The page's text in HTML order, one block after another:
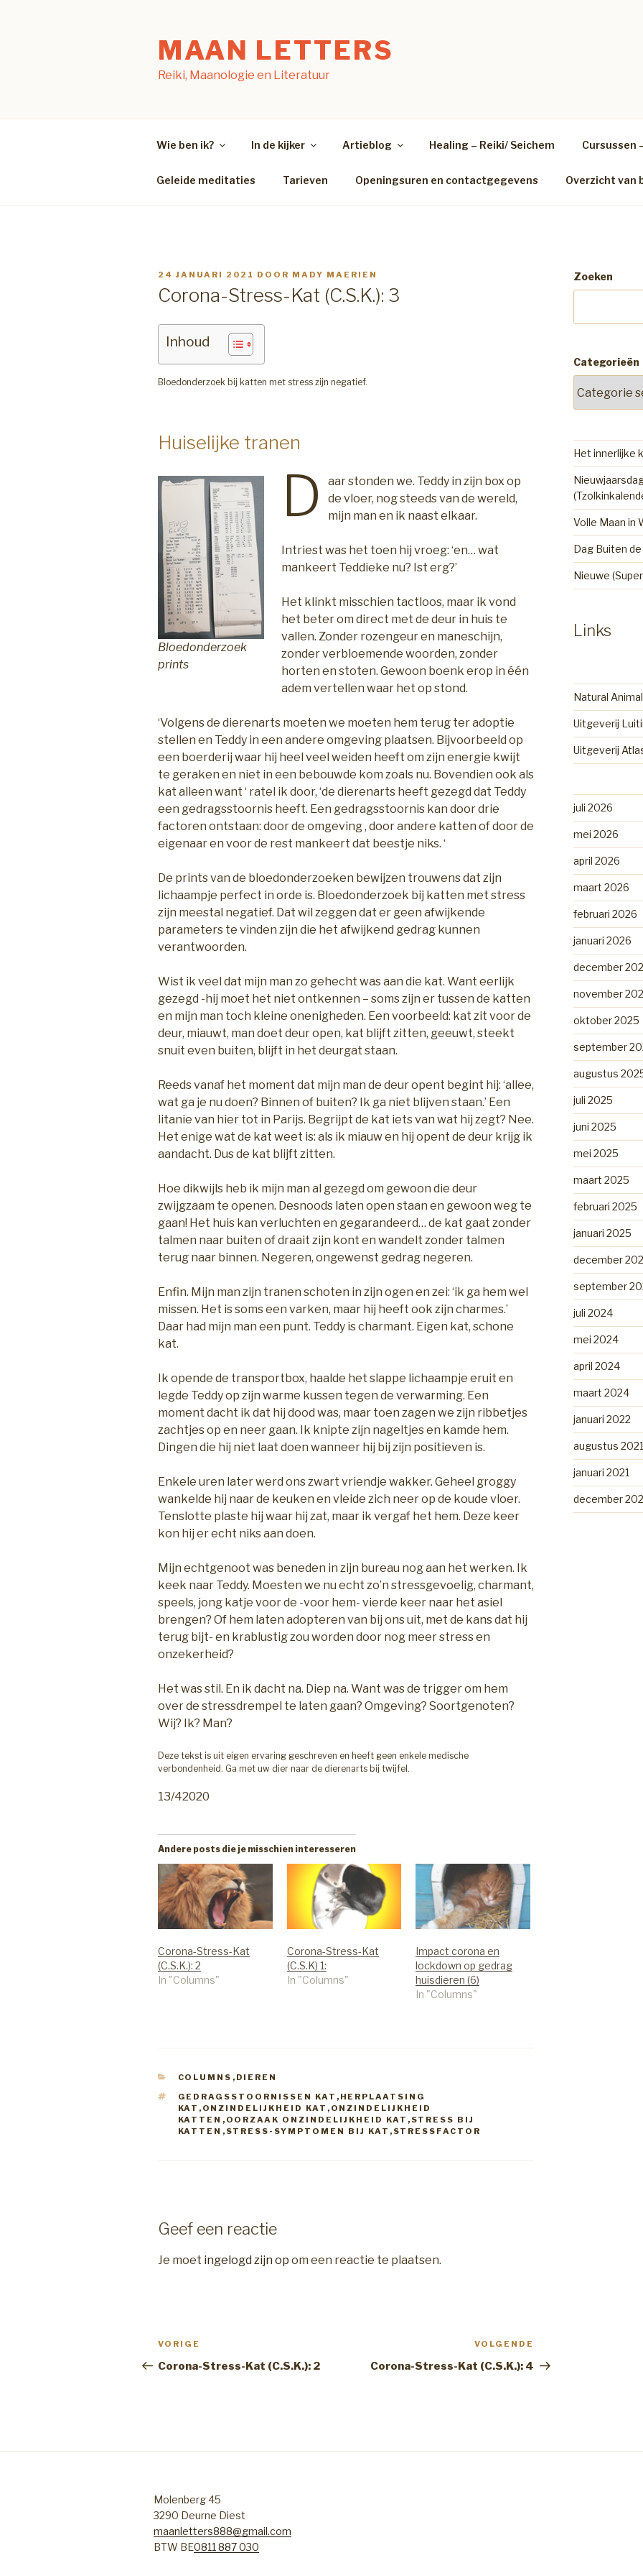
MAAN LETTERS
Reiki, Maanologie en Literatuur
Wie ben ik? In de kijker Artieblog Healing – Reiki/ Seichem Cursussen
Geleide meditaties Tarieven Openingsuren en contactgegevens Overzicht van
GEPLAATST
24 JANUARI 2021 DOOR MADY MAERIEN
Corona-Stress-Kat (C.S.K.): 3
Inhoud
Bloedonderzoek bij katten met stress zijn negatief.
Huiselijke tranen
Bloedonderzoek
prints
D
aar stonden we. Teddy in zijn box op
de vloer, nog steeds van de wereld,
mijn man en ik naast elkaar.
Intriest was het toen hij vroeg: ‘en… wat
mankeert Teddieke nu? Ist erg?’
Het klinkt misschien tactloos, maar ik vond
het beter om direct met de deur in huis te
vallen. Zonder rozengeur en maneschijn,
zonder verbloemende woorden, zonder
horten en stoten. Gewoon boenk erop in één
adem vertellen waar het op stond.
‘Volgens de dierenarts moeten we moeten hem terug ter adoptie
stellen en Teddy in een andere omgeving plaatsen. Bijvoorbeeld op
een boerderij waar hij heel veel weiden heeft om zijn energie kwijt
te geraken en niet in een bebouwde kom zoals nu. Bovendien ook als
kat alleen want ‘ ratel ik door, ‘de dierenarts heeft gezegd dat Teddy
een gedragsstoornis heeft. Een gedragsstoornis kan door drie
factoren ontstaan: door de omgeving , door andere katten of door de
eigenaar en voor de rest mankeert dat beestje niks. ‘
De prints van de bloedonderzoeken bewijzen trouwens dat zijn
lichaampje perfect in orde is. Bloedonderzoek bij katten met stress
zijn meestal negatief. Dat wil zeggen dat er geen afwijkende
parameters te vinden zijn die het afwijkend gedrag kunnen
verantwoorden.
Wist ik veel dat mijn man zo gehecht was aan die kat. Want eerlijk
gezegd -hij moet het niet ontkennen – soms zijn er tussen de katten
en mijn man toch kleine onenigheden. Een voorbeeld: kat zit voor de
deur, miauwt, man doet deur open, kat blijft zitten, geeuwt, steekt
snuit even buiten, blijft in het deurgat staan.
Reeds vanaf het moment dat mijn man de deur opent begint hij: ‘allee,
wat ga je nu doen? Binnen of buiten? Ik ga niet blijven staan.’ Een
litanie van hier tot in Parijs. Begrijpt de kat iets van wat hij zegt? Nee.
Het enige wat de kat weet is: als ik miauw en hij opent de deur krijg ik
aandacht. Dus de kat blijft zitten.
Hoe dikwijls heb ik mijn man al gezegd om gewoon die deur
zwijgzaam te openen. Desnoods laten open staan en gewoon weg te
gaan! Het huis kan verluchten en gegarandeerd… de kat gaat zonder
talmen naar buiten of draait zijn kont en wandelt zonder talmen
terug naar binnen. Negeren, ongewenst gedrag negeren.
Enfin. Mijn man zijn tranen schoten in zijn ogen en zei: ‘ik ga hem wel
missen. Het is soms een varken, maar hij heeft ook zijn charmes.’
Daar had mijn man een punt. Teddy is charmant. Eigen kat, schone
kat.
Ik opende de transportbox, haalde het slappe lichaampje eruit en
legde Teddy op zijn warme kussen tegen de verwarming. Een
moment dacht ik dat hij dood was, maar toen zagen we zijn ribbetjes
zachtjes op en neer gaan. Ik knipte zijn nageltjes en kamde hem.
Dingen die hij niet laat doen wanneer hij bij zijn positieven is.
Enkele uren later werd ons zwart vriendje wakker. Geheel groggy
wankelde hij naar de keuken en vleide zich neer op de koude vloer.
Tenslotte plaste hij waar hij zat, maar ik vergaf het hem. Deze keer
kon hij er echt niks aan doen.
Mijn echtgenoot was beneden in zijn bureau nog aan het werken. Ik
keek naar Teddy. Moesten we nu echt zo’n stressgevoelig, charmant,
speels, jong katje voor de -voor hem- vierde keer naar het asiel
brengen? Of hem laten adopteren van bij ons uit, met de kans dat hij
terug bijt- en krablustig zou worden door nog meer stress en
onzekerheid?
Het was stil. En ik dacht na. Diep na. Want was de trigger om hem
over de stressdrempel te laten gaan? Omgeving? Soortgenoten?
Wij? Ik? Man?
Deze tekst is uit eigen ervaring geschreven en heeft geen enkele medische
verbondenheid. Ga met uw dier naar de dierenarts bij twijfel.
13/42020
Andere posts die je misschien interesseren
Corona-Stress-Kat
(C.S.K.): 2
In "Columns"
Corona-Stress-Kat
(C.S.K) 1:
In "Columns"
Impact corona en
lockdown op gedrag
huisdieren (6)
In "Columns"
CATEGORIEËN
COLUMNS , DIEREN
TAGS
GEDRAGSSTOORNISSEN KAT , HERPLAATSING
KAT , ONZINDELIJKHEID KAT , ONZINDELIJKHEID
KATTEN , OORZAAK ONZINDELIJKHEID KAT , STRESS BIJ
KATTEN , STRESS-SYMPTOMEN BIJ KAT , STRESSFACTOR
Geef een reactie
Je moet ingelogd zijn op om een reactie te plaatsen.
Bericht
navigatie
Vorig
bericht
VORIGE
Corona-Stress-Kat (C.S.K.): 2
Bericht
VOLGENDE
Corona-Stress-Kat (C.S.K.): 4
Zoeken
Categorieën
Het innerlijke
Volle Maan in
Dag Buiten de
Nieuwe
Links
Natural
Uitgeverij
Uitgeverij
juli 2026
mei 2026
april 2026
maart 2026
februari 2026
januari 2026
december
november
oktober 2025
september
augustus
juli 2025
juni 2025
mei 2025
maart 2025
februari 2025
januari 2025
december
september
juli 2024
mei 2024
april 2024
maart 2024
januari 2022
augustus 2021
januari 2021
december
Molenberg 45
3290 Deurne Diest
maanletters888@gmail.com
BTW BE0811 887 030